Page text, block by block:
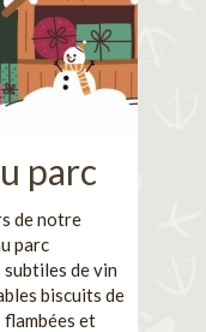
parc
de notre
parc
de vin
biscuits de
et